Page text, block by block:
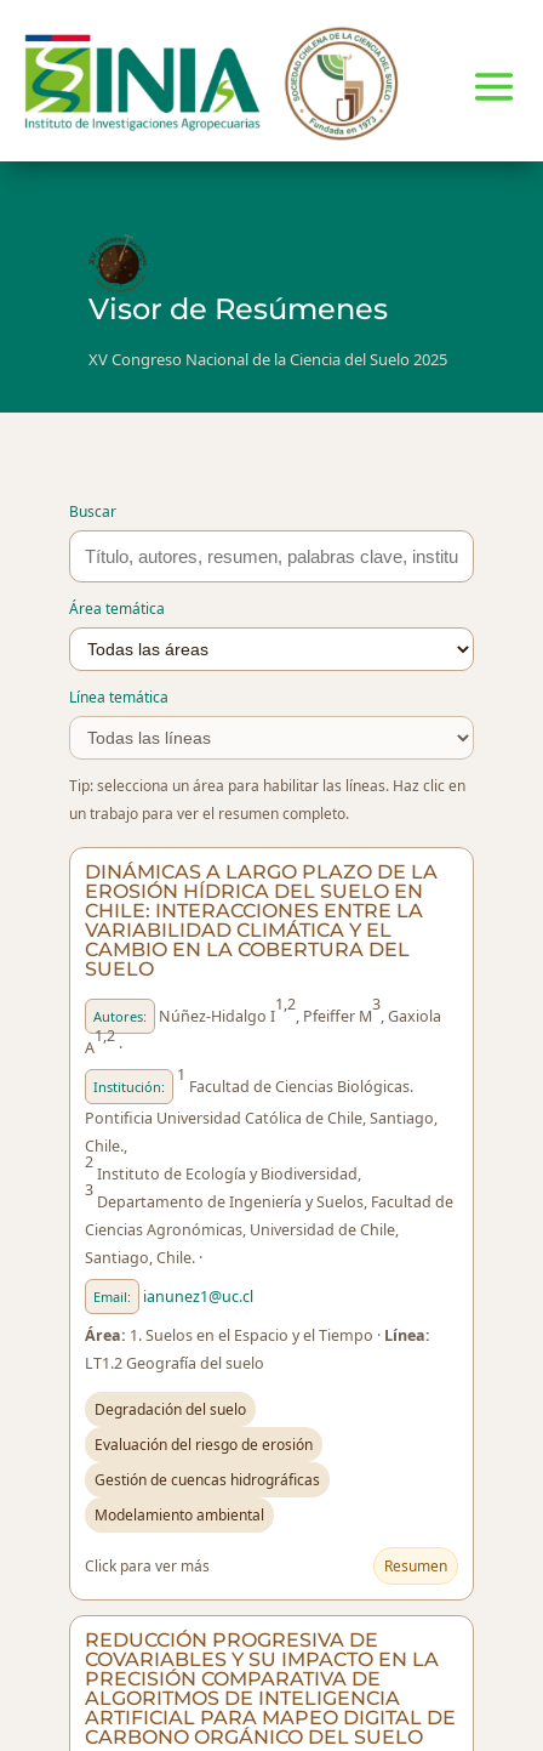
Visor de Resúmenes
XV Congreso Nacional de la Ciencia del Suelo 2025
Buscar
Área temática
Línea temática
Tip: selecciona un área para habilitar las líneas. Haz clic en
un trabajo para ver el resumen completo.
DINÁMICAS A LARGO PLAZO DE LA
EROSIÓN HÍDRICA DEL SUELO EN
CHILE: INTERACCIONES ENTRE LA
VARIABILIDAD CLIMÁTICA Y EL
CAMBIO EN LA COBERTURA DEL
SUELO
Autores: Núñez-Hidalgo I
1,2
, Pfeiffer M
3
, Gaxiola
A
1,2
·
Institución:
1
Facultad de Ciencias Biológicas.
Pontificia Universidad Católica de Chile, Santiago,
Chile.,
2
Instituto de Ecología y Biodiversidad,
3
Departamento de Ingeniería y Suelos, Facultad de
Ciencias Agronómicas, Universidad de Chile,
Santiago, Chile. ·
Email:
ianunez1@uc.cl
Área: 1. Suelos en el Espacio y el Tiempo · Línea:
LT1.2 Geografía del suelo
Degradación del suelo
Evaluación del riesgo de erosión
Gestión de cuencas hidrográficas
Modelamiento ambiental
Click para ver más Resumen
REDUCCIÓN PROGRESIVA DE
COVARIABLES Y SU IMPACTO EN LA
PRECISIÓN COMPARATIVA DE
ALGORITMOS DE INTELIGENCIA
ARTIFICIAL PARA MAPEO DIGITAL DE
CARBONO ORGÁNICO DEL SUELO